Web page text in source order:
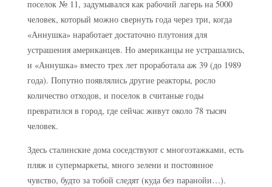
поселок № 11, задумывался как рабочий лагерь на 5000
человек, который можно свернуть года через три, когда
«Аннушка» наработает достаточно плутония для
устрашения американцев. Но американцы не устрашались,
и «Аннушка» вместо трех лет проработала аж 39 (до 1989
года). Попутно появлялись другие реакторы, росло
количество отходов, и поселок в считаные годы
превратился в город, где сейчас живут около 78 тысяч
человек.
Здесь сталинские дома соседствуют с многоэтажками, есть
пляж и супермаркеты, много зелени и постоянное
чувство, будто за тобой следят (куда без паранойи…).